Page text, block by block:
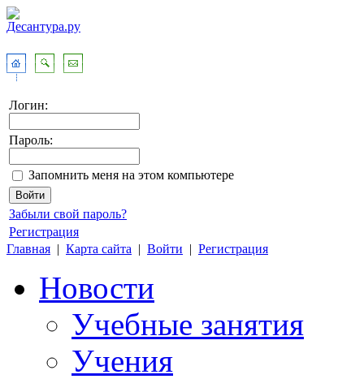
Логин:
Пароль:
Запомнить меня на этом компьютере
Забыли свой пароль?
Регистрация
Главная | Карта сайта | Войти | Регистрация
Новости
Учебные занятия
Учения